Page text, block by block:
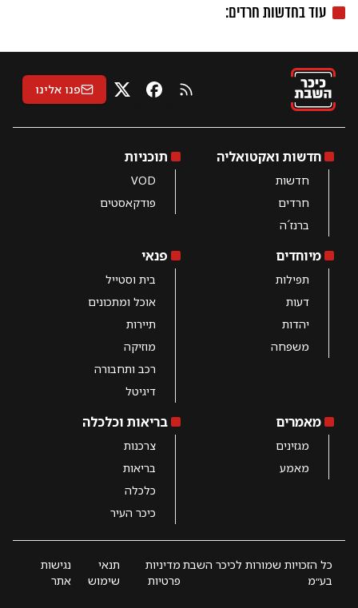
עוד בחדשות חרדים:
RSS פייסבוק
X פנו אלינו
חדשות ואקטואליה
חדשות
חרדים
ברנז´ה
תוכניות
VOD
פודקאסטים
מיוחדים
תפילות
דעות
יהדות
משפחה
פנאי
בית וסטייל
אוכל ומתכונים
תיירות
מוזיקה
רכב ותחבורה
דיגיטל
מאמרים
מגזינים
מאמע
בריאות וכלכלה
צרכנות
בריאות
כלכלה
כיכר העיר
כל הזכויות שמורות לכיכר השבת
בע״מ
מדיניות
פרטיות
תנאי
שימוש
נגישות
אתר